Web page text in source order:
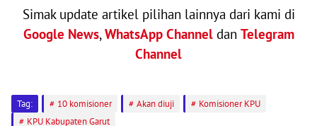
Simak update artikel pilihan lainnya dari kami di
Google News,WhatsApp Channeldan Telegram
Channel
Tag: 10 komisioner Akan diuji
Komisioner KPU
KPU Kabupaten Garut